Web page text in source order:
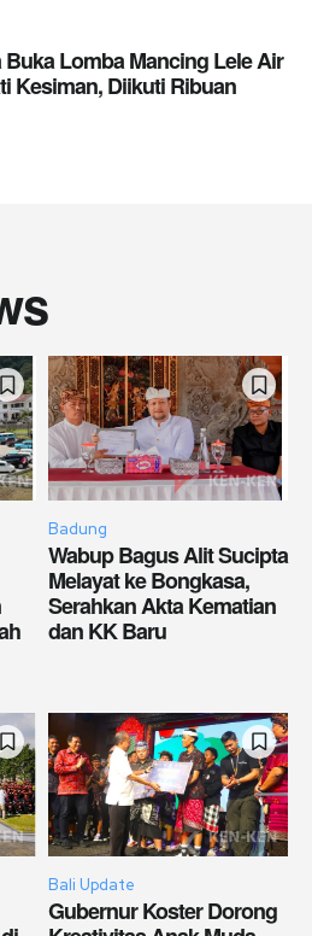
Buka Lomba Mancing Lele Air
Kesiman, Diikuti Ribuan
Badung
Wabup Bagus Alit Sucipta
Melayat ke Bongkasa,
Serahkan Akta Kematian
dan KK Baru
Bali Update
Gubernur Koster Dorong